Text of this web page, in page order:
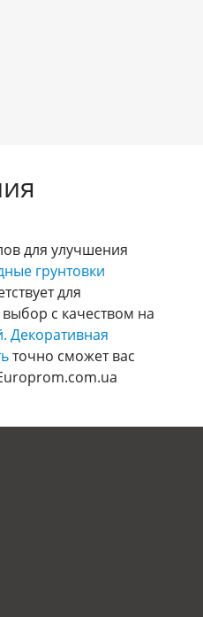
для улучшения
грунтовки
для
с качеством на
Декоративная
точно сможет вас